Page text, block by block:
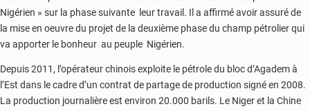
Nigérien » sur la phase suivante leur travail. Il a affirmé avoir assuré de
la mise en oeuvre du projet de la deuxième phase du champ pétrolier qui
va apporter le bonheur au peuple Nigérien.
Depuis 2011, l’opérateur chinois exploite le pétrole du bloc d’Agadem à
l’Est dans le cadre d’un contrat de partage de production signé en 2008.
La production journalière est environ 20.000 barils. Le Niger et la Chine